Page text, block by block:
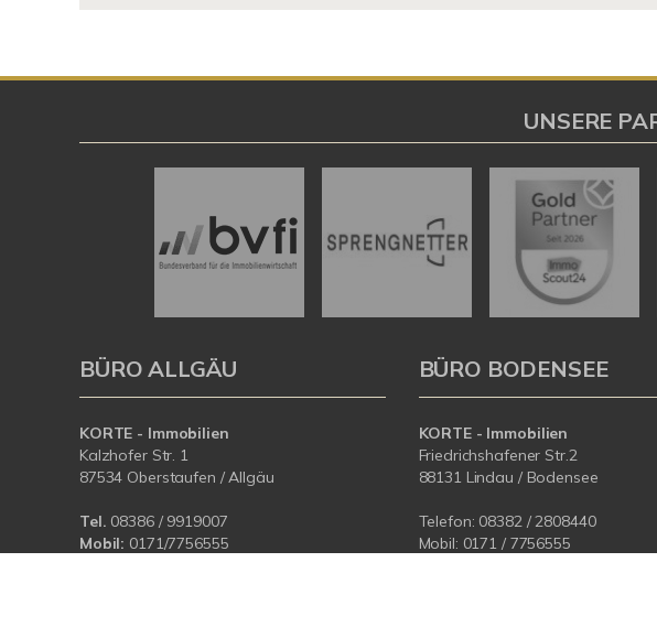
UNSERE
BÜRO ALLGÄU
KORTE - Immobilien
Kalzhofer Str. 1
87534 Oberstaufen / Allgäu
Tel. 08386 / 9919007
Mobil: 0171/7756555
BÜRO BODENSEE
KORTE - Immobilien
Friedrichshafener Str.2
88131 Lindau / Bodensee
Telefon: 08382 / 2808440
Mobil: 0171 / 7756555